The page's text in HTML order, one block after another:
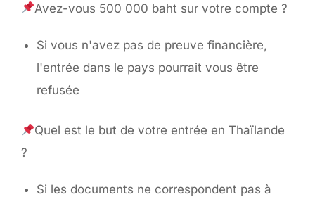
Avez-vous 500 000 baht sur votre compte ?
Si vous n'avez pas de preuve financière,
l'entrée dans le pays pourrait vous être
refusée
Quel est le but de votre entrée en Thaïlande
?
Si les documents ne correspondent pas à